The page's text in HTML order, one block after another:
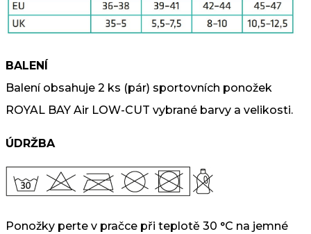
BALENÍ
Balení obsahuje 2 ks (pár) sportovních ponožek
ROYAL BAY Air LOW-CUT vybrané barvy a velikosti.
ÚDRŽBA
Ponožky perte v pračce při teplotě 30 °C na jemné